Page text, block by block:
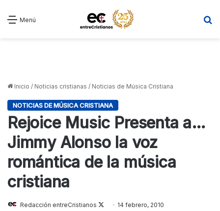
Menú
Inicio / Noticias cristianas / Noticias de Música Cristiana
NOTICIAS DE MÚSICA CRISTIANA
Rejoice Music Presenta a…
Jimmy Alonso la voz
romántica de la música
cristiana
Redacción entreCristianos
Follow14 febrero, 2010